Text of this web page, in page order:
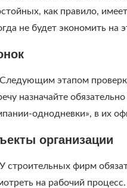
как правило,
не будет экономить на
Следующим этапом
назначайте
однодневки», в их
организации
У строительных фирм
на рабочий